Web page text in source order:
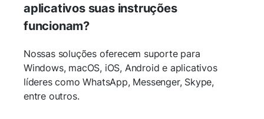
aplicativos suas instruções
funcionam?
Nossas soluções oferecem suporte para
Windows, macOS, iOS, Android e aplicativos
líderes como WhatsApp, Messenger, Skype,
entre outros.